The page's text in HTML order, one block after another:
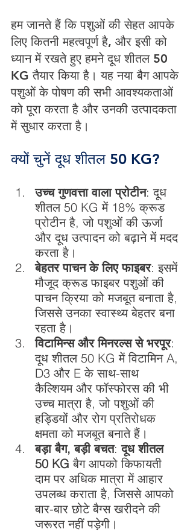
हम जानते हैं कि पशुओं की सेहत आपके
लिए कितनी महत्वपूर्ण है, और इसी को
ध्यान में रखते हुए हमने दूध शीतल 50
KG तैयार किया है। यह नया बैग आपके
पशुओं के पोषण की सभी आवश्यकताओं
को पूरा करता है और उनकी उत्पादकता
में सुधार करता है।
क्यों चुनें दूध शीतल 50 KG?
उच्च गुणवत्ता वाला प्रोटीन: दूध
शीतल 50 KG में 18% क्रूड
प्रोटीन है, जो पशुओं की ऊर्जा
और दूध उत्पादन को बढ़ाने में मदद
करता है।
बेहतर पाचन के लिए फाइबर: इसमें
मौजूद क्रूड फाइबर पशुओं की
पाचन क्रिया को मजबूत बनाता है,
जिससे उनका स्वास्थ्य बेहतर बना
रहता है।
विटामिन्स और मिनरल्स से भरपूर:
दूध शीतल 50 KG में विटामिन A,
D3 और E के साथ-साथ
कैल्शियम और फॉस्फोरस की भी
उच्च मात्रा है, जो पशुओं की
हड्डियों और रोग प्रतिरोधक
क्षमता को मजबूत बनाते हैं।
बड़ा बैग, बड़ी बचत: दूध शीतल
50 KG बैग आपको किफायती
दाम पर अधिक मात्रा में आहार
उपलब्ध कराता है, जिससे आपको
बार-बार छोटे बैग्स खरीदने की
जरूरत नहीं पड़ेगी।